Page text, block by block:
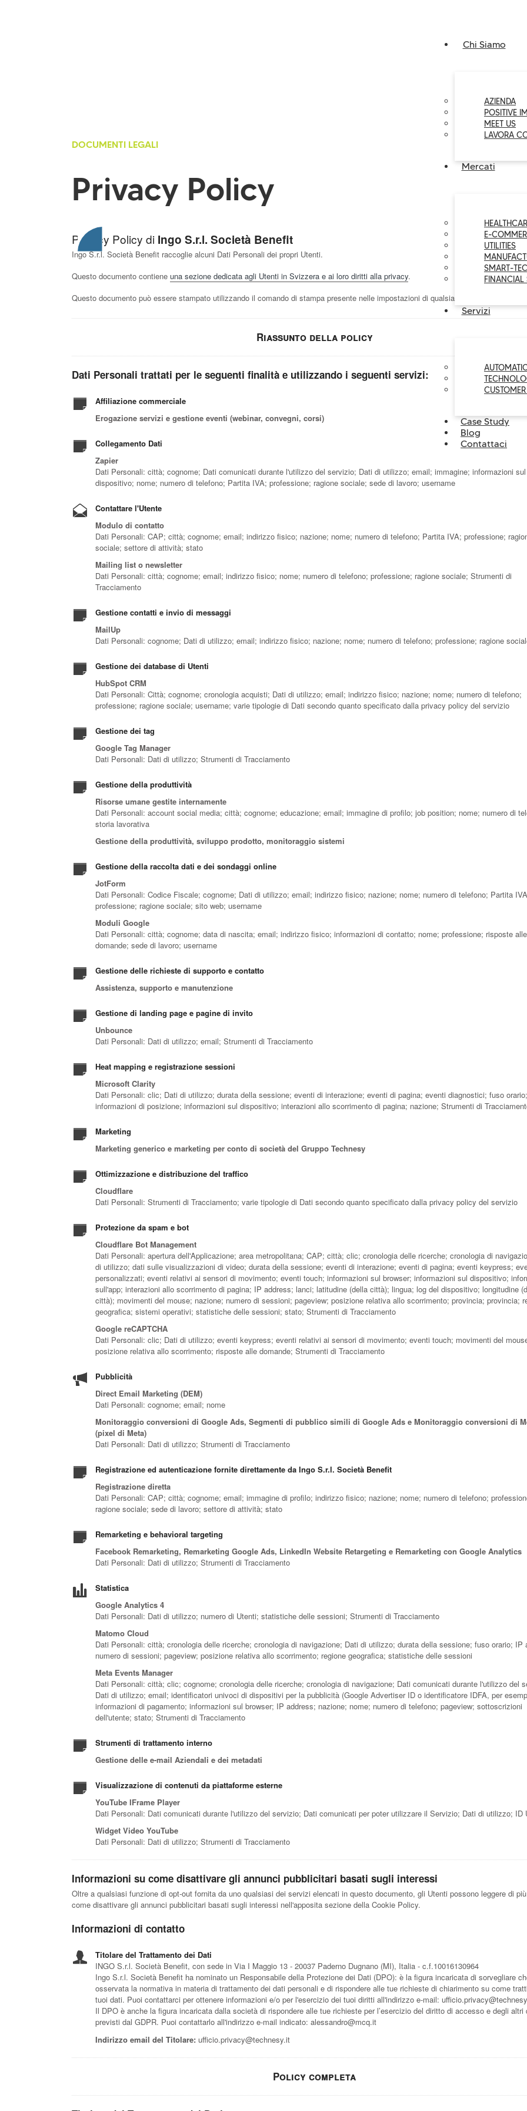
Chi Siamo
AZIENDA
POSITIVE
MEET US
LAVORA
Mercati
E-
UTILITIES
SMART-
FINANCIAL
Servizi
Case Study
Blog
Contattaci
DOCUMENTI LEGALI
Privacy Policy
Privacy Policy di Ingo S.r.l. Società Benefit
Ingo S.r.l. Società Benefit raccoglie alcuni Dati Personali dei propri Utenti.
Questo documento contiene una sezione dedicata agli Utenti in Svizzera e ai loro diritti alla privacy.
Questo documento può essere stampato utilizzando il comando di stampa presente nelle impostazioni di qualsiasi browser.
Riassunto della policy
Dati Personali trattati per le seguenti finalità e utilizzando i seguenti servizi:
Affiliazione commerciale
Erogazione servizi e gestione eventi (webinar, convegni, corsi)
Collegamento Dati
Zapier
Dati Personali: città; cognome; Dati comunicati durante l'utilizzo del servizio; Dati di utilizzo; email; immagine; informazioni sul
dispositivo; nome; numero di telefono; Partita IVA; professione; ragione sociale; sede di lavoro; username
Contattare l'Utente
Modulo di contatto
Dati Personali: CAP; città; cognome; email; indirizzo fisico; nazione; nome; numero di telefono; Partita IVA; professione;
sociale; settore di attività; stato
Mailing list o newsletter
Dati Personali: città; cognome; email; indirizzo fisico; nome; numero di telefono; professione; ragione sociale; Strumenti di
Tracciamento
Gestione contatti e invio di messaggi
MailUp
Dati Personali: cognome; Dati di utilizzo; email; indirizzo fisico; nazione; nome; numero di telefono; professione; ragione
Gestione dei database di Utenti
HubSpot CRM
Dati Personali: Città; cognome; cronologia acquisti; Dati di utilizzo; email; indirizzo fisico; nazione; nome; numero di telefono;
professione; ragione sociale; username; varie tipologie di Dati secondo quanto specificato dalla privacy policy del servizio
Gestione dei tag
Google Tag Manager
Dati Personali: Dati di utilizzo; Strumenti di Tracciamento
Gestione della produttività
Risorse umane gestite internamente
Dati Personali: account social media; città; cognome; educazione; email; immagine di profilo; job position; nome; numero di
storia lavorativa
Gestione della produttività, sviluppo prodotto, monitoraggio sistemi
Gestione della raccolta dati e dei sondaggi online
JotForm
Dati Personali: Codice Fiscale; cognome; Dati di utilizzo; email; indirizzo fisico; nazione; nome; numero di telefono; Partita
professione; ragione sociale; sito web; username
Moduli Google
Dati Personali: città; cognome; data di nascita; email; indirizzo fisico; informazioni di contatto; nome; professione; risposte alle
domande; sede di lavoro; username
Gestione delle richieste di supporto e contatto
Assistenza, supporto e manutenzione
Gestione di landing page e pagine di invito
Unbounce
Dati Personali: Dati di utilizzo; email; Strumenti di Tracciamento
Heat mapping e registrazione sessioni
Microsoft Clarity
Dati Personali: clic; Dati di utilizzo; durata della sessione; eventi di interazione; eventi di pagina; eventi diagnostici; fuso orario;
informazioni di posizione; informazioni sul dispositivo; interazioni allo scorrimento di pagina; nazione; Strumenti di
Marketing
Marketing generico e marketing per conto di società del Gruppo Technesy
Ottimizzazione e distribuzione del traffico
Cloudflare
Dati Personali: Strumenti di Tracciamento; varie tipologie di Dati secondo quanto specificato dalla privacy policy del servizio
Protezione da spam e bot
Cloudflare Bot Management
Dati Personali: apertura dell'Applicazione; area metropolitana; CAP; città; clic; cronologia delle ricerche; cronologia di
di utilizzo; dati sulle visualizzazioni di video; durata della sessione; eventi di interazione; eventi di pagina; eventi keypress;
personalizzati; eventi relativi ai sensori di movimento; eventi touch; informazioni sul browser; informazioni sul dispositivo;
sull'app; interazioni allo scorrimento di pagina; IP address; lanci; latitudine (della città); lingua; log del dispositivo; longitudine
città); movimenti del mouse; nazione; numero di sessioni; pageview; posizione relativa allo scorrimento; provincia; provincia;
geografica; sistemi operativi; statistiche delle sessioni; stato; Strumenti di Tracciamento
Google reCAPTCHA
Dati Personali: clic; Dati di utilizzo; eventi keypress; eventi relativi ai sensori di movimento; eventi touch; movimenti del
posizione relativa allo scorrimento; risposte alle domande; Strumenti di Tracciamento
Pubblicità
Direct Email Marketing (DEM)
Dati Personali: cognome; email; nome
Monitoraggio conversioni di Google Ads, Segmenti di pubblico simili di Google Ads e Monitoraggio conversioni di
(pixel di Meta)
Dati Personali: Dati di utilizzo; Strumenti di Tracciamento
Registrazione ed autenticazione fornite direttamente da Ingo S.r.l. Società Benefit
Registrazione diretta
Dati Personali: CAP; città; cognome; email; immagine di profilo; indirizzo fisico; nazione; nome; numero di telefono;
ragione sociale; sede di lavoro; settore di attività; stato
Remarketing e behavioral targeting
Facebook Remarketing, Remarketing Google Ads, LinkedIn Website Retargeting e Remarketing con Google Analytics
Dati Personali: Dati di utilizzo; Strumenti di Tracciamento
Statistica
Google Analytics 4
Dati Personali: Dati di utilizzo; numero di Utenti; statistiche delle sessioni; Strumenti di Tracciamento
Matomo Cloud
Dati Personali: città; cronologia delle ricerche; cronologia di navigazione; Dati di utilizzo; durata della sessione; fuso orario; IP
numero di sessioni; pageview; posizione relativa allo scorrimento; regione geografica; statistiche delle sessioni
Meta Events Manager
Dati Personali: città; clic; cognome; cronologia delle ricerche; cronologia di navigazione; Dati comunicati durante l'utilizzo del
Dati di utilizzo; email; identificatori univoci di dispositivi per la pubblicità (Google Advertiser ID o identificatore IDFA, per
informazioni di pagamento; informazioni sul browser; IP address; nazione; nome; numero di telefono; pageview; sottoscrizioni
dell'utente; stato; Strumenti di Tracciamento
Strumenti di trattamento interno
Gestione delle e-mail Aziendali e dei metadati
Visualizzazione di contenuti da piattaforme esterne
YouTube IFrame Player
Dati Personali: Dati comunicati durante l'utilizzo del servizio; Dati comunicati per poter utilizzare il Servizio; Dati di utilizzo; ID
Widget Video YouTube
Dati Personali: Dati di utilizzo; Strumenti di Tracciamento
Informazioni su come disattivare gli annunci pubblicitari basati sugli interessi
Oltre a qualsiasi funzione di opt-out fornita da uno qualsiasi dei servizi elencati in questo documento, gli Utenti possono leggere di
come disattivare gli annunci pubblicitari basati sugli interessi nell'apposita sezione della Cookie Policy.
Informazioni di contatto
Titolare del Trattamento dei Dati
INGO S.r.l. Società Benefit, con sede in Via I Maggio 13 - 20037 Paderno Dugnano (MI), Italia - c.f.10016130964
Ingo S.r.l. Società Benefit ha nominato un Responsabile della Protezione dei Dati (DPO): è la figura incaricata di sorvegliare
osservata la normativa in materia di trattamento dei dati personali e di rispondere alle tue richieste di chiarimento su come
tuoi dati. Puoi contattarci per ottenere informazioni e/o per l'esercizio dei tuoi diritti all'indirizzo e-mail:
Il DPO è anche la figura incaricata dalla società di rispondere alle tue richieste per l’esercizio del diritto di accesso e degli altri
previsti dal GDPR. Puoi contattarlo all'indirizzo e-mail indicato: alessandro@mcq.it
Indirizzo email del Titolare: ufficio.privacy@technesy.it
Policy completa